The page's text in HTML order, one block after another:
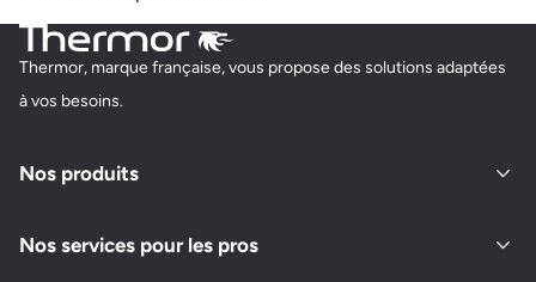
PLOMBERIE MARSEILLE ESCALES BENJAMIN
13009 MARSEILLE
Fermé actuellement
Demander un devis
Thermor, marque française, vous propose des solutions adaptées
à vos besoins.
Nos produits
Nos services pour les pros